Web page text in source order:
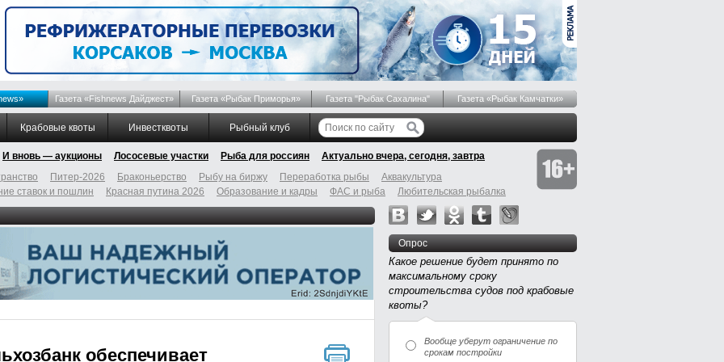
Газета «Fishnews Дайджест» Газета «Рыбак Приморья» Газета "Рыбак Сахалина" Газета «Рыбак Камчатки»
Крабовые квоты Инвестквоты Рыбный клуб
И вновь — аукционы Лососевые участки Рыба для россиян
Актуально вчера, сегодня, завтра
Питер-2026 Браконьерство Рыбу на биржу Переработка рыбы
Аквакультура
ставок и пошлин Красная путина 2026 Образование и кадры ФАС и рыба Любительская рыбалка
обеспечивает
Опрос
Какое решение будет принято по
максимальному сроку
строительства судов под крабовые
квоты?
Вообще уберут ограничение по
срокам постройки